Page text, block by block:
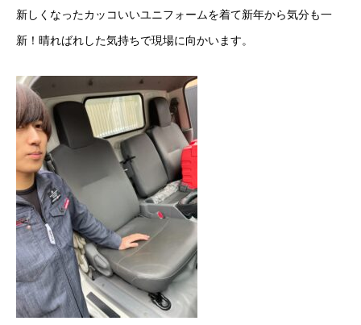
新しくなったカッコいいユニフォームを着て新年から気分も一
新！晴ればれした気持ちで現場に向かいます。